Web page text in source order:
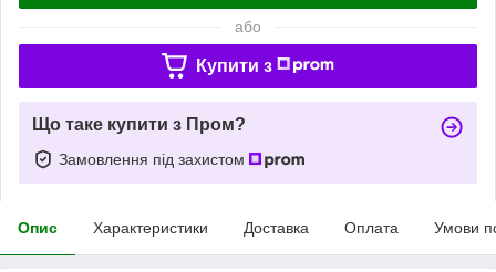
або
Купити з
Що таке купити з Пром?
Замовлення під захистом
Опис Характеристики Доставка Оплата Умови